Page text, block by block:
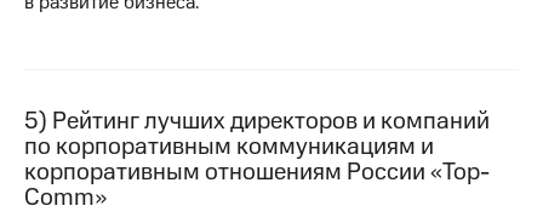
5) Рейтинг лучших директоров и компаний
по корпоративным коммуникациям и
корпоративным отношениям России «Top-
Comm»